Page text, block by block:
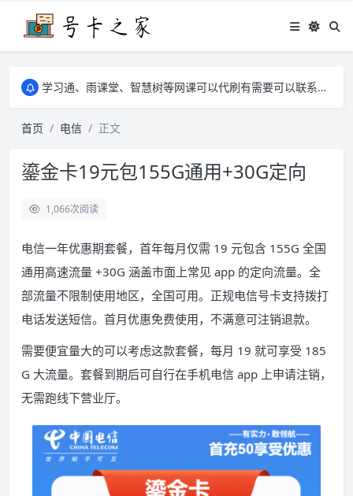
学习通、雨课堂、智慧树等网课可以代刷有需要可以联系邮箱i@tuzi.la
学习通、雨课堂、智慧树等网课可以代刷有需要可以联系邮箱i@tuzi.la
首页
电信 正文
鎏金卡19元包155G通用+30G定向
1,066次阅读
电信一年优惠期套餐，首年每月仅需 19 元包含 155G 全国
通用高速流量 +30G 涵盖市面上常见 app 的定向流量。全
部流量不限制使用地区，全国可用。正规电信号卡支持拨打
电话发送短信。首月优惠免费使用，不满意可注销退款。
需要便宜量大的可以考虑这款套餐，每月 19 就可享受 185
G 大流量。套餐到期后可自行在手机电信 app 上申请注销，
无需跑线下营业厅。